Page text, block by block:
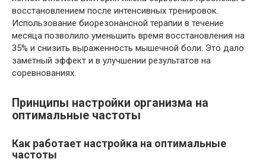
восстановлением после интенсивных тренировок.
Использование биорезонансной терапии в течение
месяца позволило уменьшить время восстановления на
35% и снизить выраженность мышечной боли. Это дало
заметный эффект и в улучшении результатов на
соревнованиях.
Принципы настройки организма на
оптимальные частоты
Как работает настройка на оптимальные
частоты